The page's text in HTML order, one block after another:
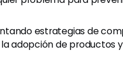
estrategias de
adopción de productos